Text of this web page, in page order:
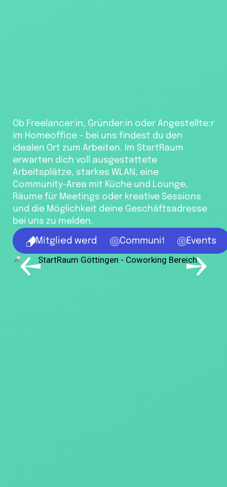
Ob Freelancer:in, Gründer:in oder Angestellte:r
im Homeoffice – bei uns findest du den
idealen Ort zum Arbeiten. Im StartRaum
erwarten dich voll ausgestattete
Arbeitsplätze, starkes WLAN, eine
Community-Area mit Küche und Lounge,
Räume für Meetings oder kreative Sessions
und die Möglichkeit deine Geschäftsadresse
bei uns zu melden.
Mitglied werden Community Events